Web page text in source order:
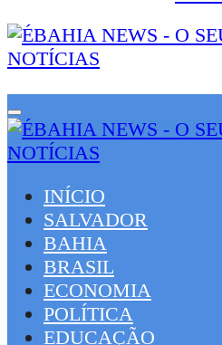
INÍCIO
SALVADOR
BAHIA
BRASIL
ECONOMIA
POLÍTICA
EDUCAÇÃO